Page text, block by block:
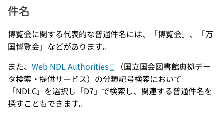
件名
博覧会に関する代表的な普通件名には、「博覧会」、「万
国博覧会」などがあります。
また、 Web NDL Authorities
（国立国会図書館典拠デー
タ検索・提供サービス）の分類記号検索において
「NDLC」を選択し「D7」で検索し、関連する普通件名を
探すこともできます。